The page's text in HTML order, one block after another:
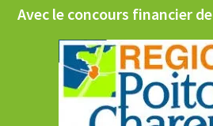
Avec le concours financier de